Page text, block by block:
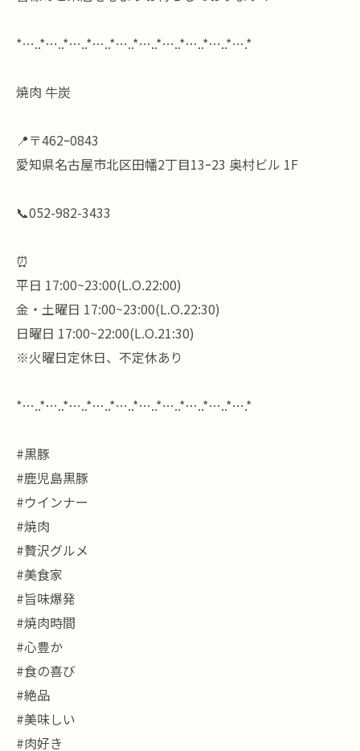
*…..*…..*…..*…..*…..*…..*…..*…..*…..*….*
焼肉 牛炭
📍〒462ｰ0843
愛知県名古屋市北区田幡2丁目13ｰ23 奥村ビル 1F
📞052-982-3433
⏰
平日 17:00~23:00(L.O.22:00)
金・土曜日 17:00~23:00(L.O.22:30)
日曜日 17:00~22:00(L.O.21:30)
※火曜日定休日、不定休あり
*…..*…..*…..*…..*…..*…..*…..*…..*…..*….*
#黒豚
#鹿児島黒豚
#ウインナー
#焼肉
#贅沢グルメ
#美食家
#旨味爆発
#焼肉時間
#心豊か
#食の喜び
#絶品
#美味しい
#肉好き